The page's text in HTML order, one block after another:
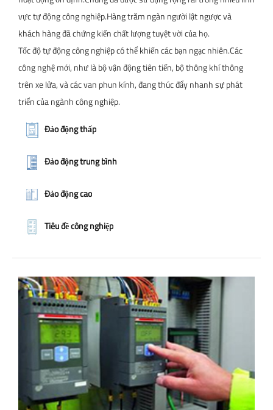
vực tự động công nghiệp.Hàng trăm ngàn người lật ngược và
khách hàng đã chứng kiến chất lượng tuyệt vời của họ.
Tốc độ tự động công nghiệp có thể khiến các bạn ngạc nhiên.Các
công nghệ mới, như là bộ vận động tiên tiến, bộ thông khí thông
trên xe lửa, và các van phun kính, đang thúc đẩy nhanh sự phát
triển của ngành công nghiệp.
Đảo động thấp
Đảo động trung bình
Đảo động cao
Tiêu đề công nghiệp